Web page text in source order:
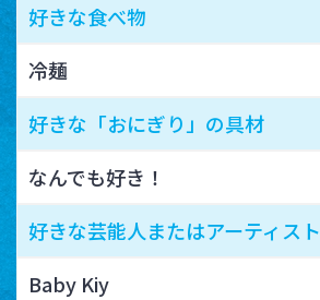
好きな食べ物
冷麺
好きな「おにぎり」の具材
なんでも好き！
好きな芸能人またはアーティスト
Baby Kiy